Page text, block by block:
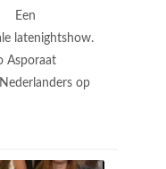
Een
latenightshow.
Asporaat
op